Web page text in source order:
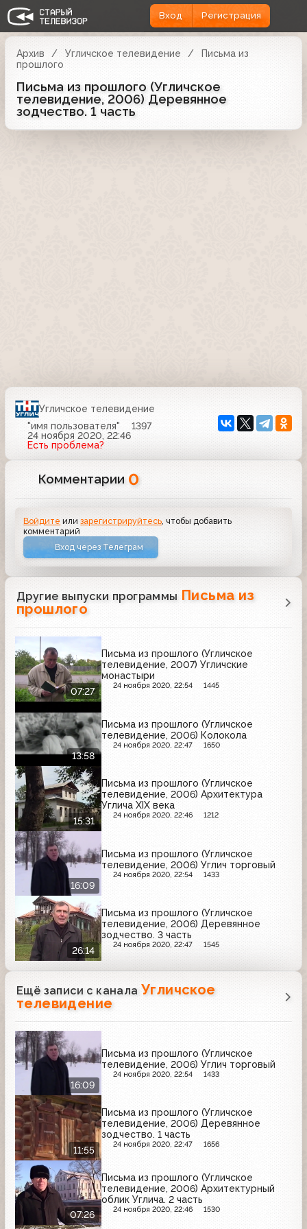
Вход Регистрация
Архив Угличское телевидение
Письма из
прошлого
Письма из прошлого (Угличское
телевидение, 2006) Деревянное
зодчество. 1 часть
Угличское телевидение
"имя пользователя"
1397
24 ноября 2020, 22:46
Есть проблема?
Комментарии 0
Войдите илизарегистрируйтесь , чтобы добавить
комментарий
Вход через Телеграм
Другие выпуски программы Письма из
прошлого
07:27
Письма из прошлого (Угличское
телевидение, 2007) Угличские
монастыри
24 ноября 2020, 22:54 1445
13:58
Письма из прошлого (Угличское
телевидение, 2006) Колокола
24 ноября 2020, 22:47 1650
15:31
Письма из прошлого (Угличское
телевидение, 2006) Архитектура
Углича XIX века
24 ноября 2020, 22:46 1212
16:09
Письма из прошлого (Угличское
телевидение, 2006) Углич торговый
24 ноября 2020, 22:54 1433
26:14
Письма из прошлого (Угличское
телевидение, 2006) Деревянное
зодчество. 3 часть
24 ноября 2020, 22:47 1545
Ещё записи с канала Угличское
телевидение
16:09
Письма из прошлого (Угличское
телевидение, 2006) Углич торговый
24 ноября 2020, 22:54 1433
11:55
Письма из прошлого (Угличское
телевидение, 2006) Деревянное
зодчество. 1 часть
24 ноября 2020, 22:47 1656
07:26
Письма из прошлого (Угличское
телевидение, 2006) Архитектурный
облик Углича. 2 часть
24 ноября 2020, 22:46 1530